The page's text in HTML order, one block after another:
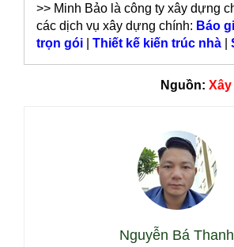
>> Minh Bảo là công ty xây dựng
các dịch vụ xây dựng chính: Báo
trọn gói
Thiết kế kiến trúc nhà
Nguồn:
Nguyễn Bá Thanh